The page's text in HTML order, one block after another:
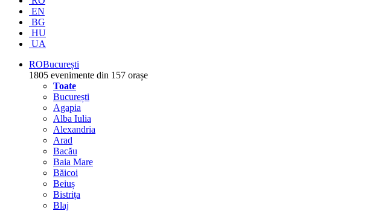
EN
BG
HU
UA
ROBucurești
1805 evenimente din 157 orașe
Toate
București
Agapia
Alba Iulia
Alexandria
Arad
Bacău
Baia Mare
Băicoi
Beiuș
Bistrița
Blaj